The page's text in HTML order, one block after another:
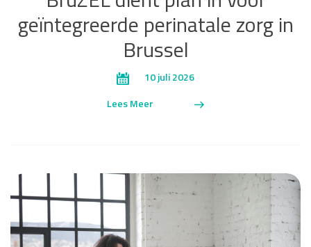
geïntegreerde perinatale zorg in
Brussel
10 juli 2026
Lees Meer